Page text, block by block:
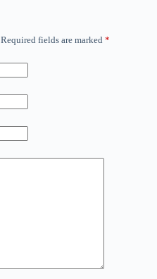
Required fields are marked *